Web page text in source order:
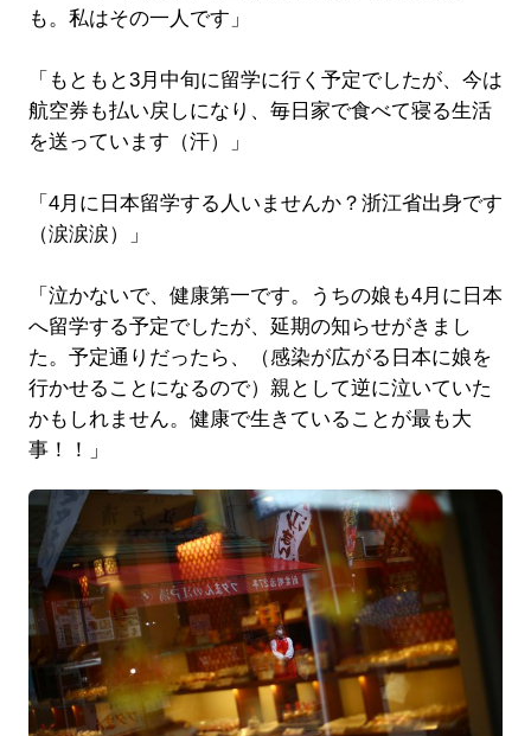
も。私はその一人です」
「もともと3月中旬に留学に行く予定でしたが、今は
航空券も払い戻しになり、毎日家で食べて寝る生活
を送っています（汗）」
「4月に日本留学する人いませんか？浙江省出身です
（涙涙涙）」
「泣かないで、健康第一です。うちの娘も4月に日本
へ留学する予定でしたが、延期の知らせがきまし
た。予定通りだったら、（感染が広がる日本に娘を
行かせることになるので）親として逆に泣いていた
かもしれません。健康で生きていることが最も大
事！！」